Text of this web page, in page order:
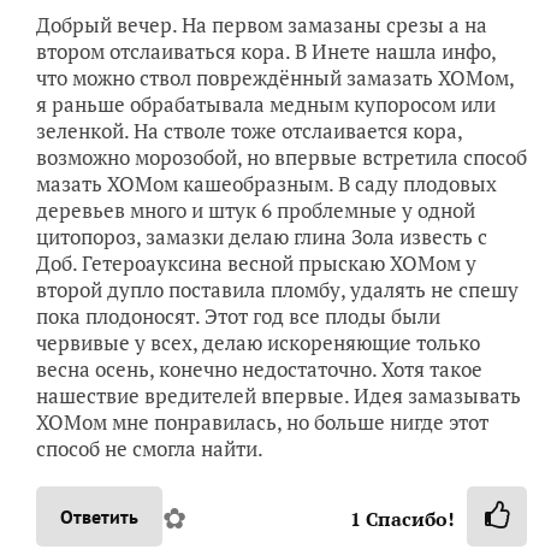
Добрый вечер. На первом замазаны срезы а на
втором отслаиваться кора. В Инете нашла инфо,
что можно ствол повреждённый замазать ХОМом,
я раньше обрабатывала медным купоросом или
зеленкой. На стволе тоже отслаивается кора,
возможно морозобой, но впервые встретила способ
мазать ХОМом кашеобразным. В саду плодовых
деревьев много и штук 6 проблемные у одной
цитопороз, замазки делаю глина Зола известь с
Доб. Гетероауксина весной прыскаю ХОМом у
второй дупло поставила пломбу, удалять не спешу
пока плодоносят. Этот год все плоды были
червивые у всех, делаю искореняющие только
весна осень, конечно недостаточно. Хотя такое
нашествие вредителей впервые. Идея замазывать
ХОМом мне понравилась, но больше нигде этот
способ не смогла найти.
Ответить ✿ 1 Спасибо!